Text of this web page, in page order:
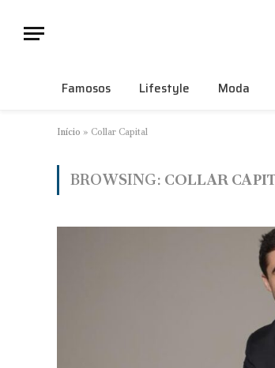
Famosos Lifestyle Moda
Início » Collar Capital
BROWSING: COLLAR